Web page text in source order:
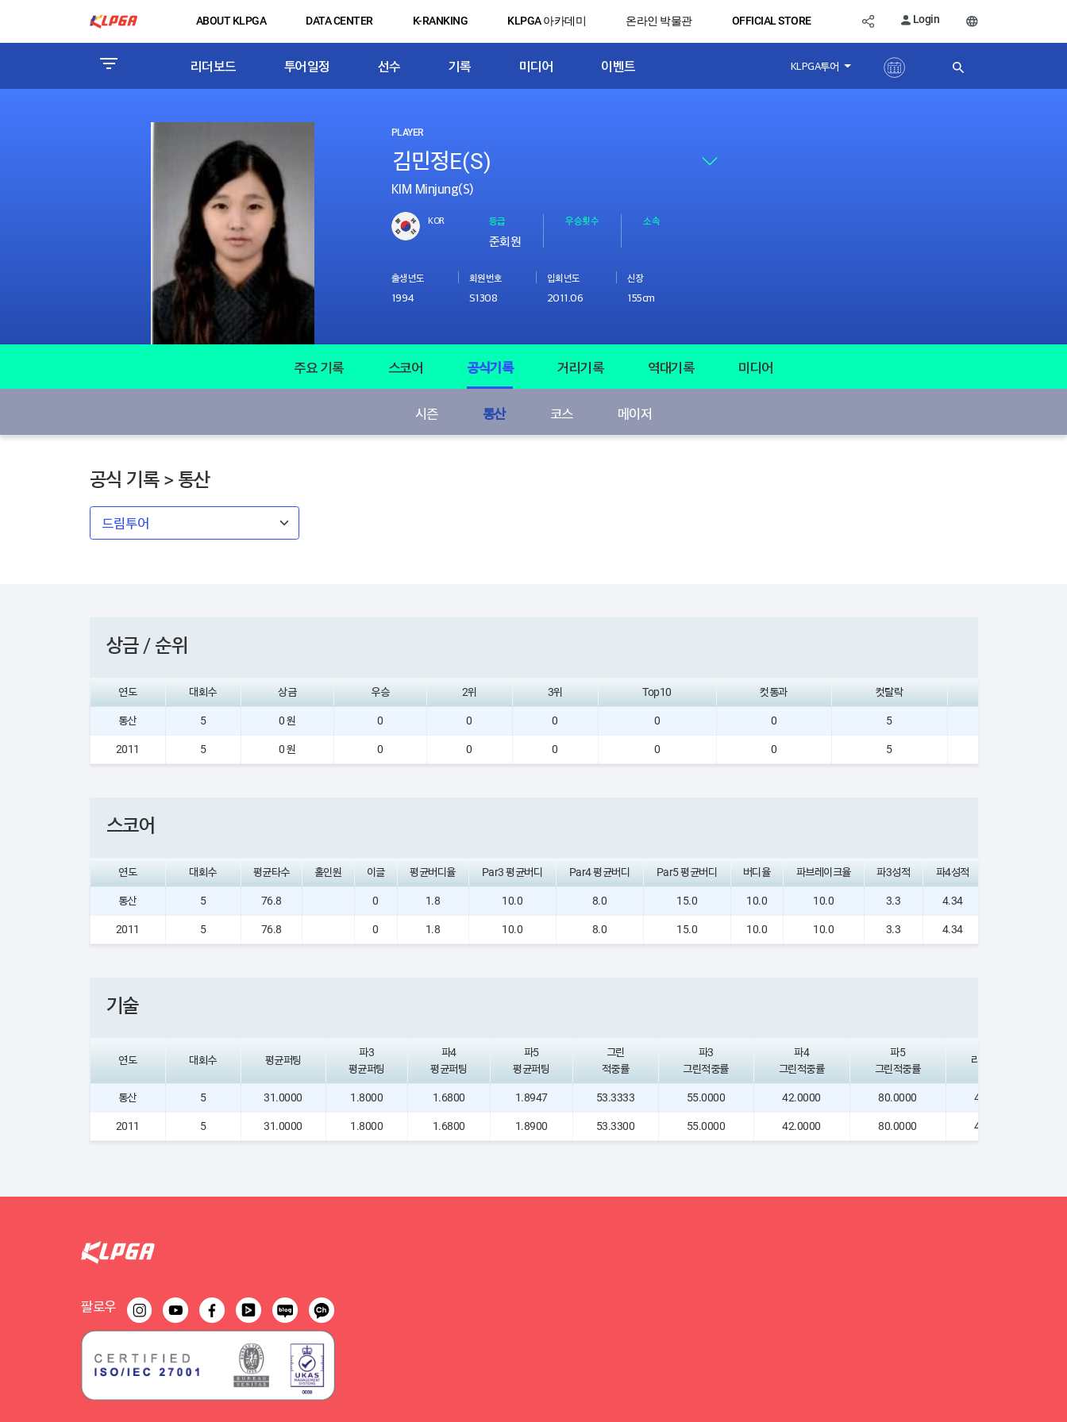
ABOUT KLPGA DATA CENTER K-RANKING KLPGA 아카데미 온라인 박물관 OFFICIAL STORE Login
리더보드 투어일정 선수 기록 미디어 이벤트 KLPGA투어
PLAYER
KIM Minjung(S)
KOR 등급
준회원
우승횟수 소속
출생년도
1994
회원번호
S1308
입회년도
2011.06
신장
155cm
주요 기록 스코어 공식기록 거리기록 역대기록 미디어
시즌 통산 코스 메이저
공식 기록 > 통산
상금 / 순위
연도 대회수 상금 우승 2위 3위 Top10 컷통과 컷탈락
통산 5 0 원 0 0 0 0 0 5
2011 5 0 원 0 0 0 0 0 5
스코어
연도 대회수 평균타수 홀인원 이글 평균버디율 Par3 평균버디 Par4 평균버디 Par5 평균버디 버디율 파브레이크율 파3성적 파4성적
통산 5 76.8 0 1.8 10.0 8.0 15.0 10.0 10.0 3.3 4.34
2011 5 76.8 0 1.8 10.0 8.0 15.0 10.0 10.0 3.3 4.34
기술
연도 대회수 평균퍼팅
파3
평균퍼팅
파4
평균퍼팅
파5
평균퍼팅
그린
적중률
파3
그린적중률
파4
그린적중률
파5
그린적중률
리커버리율
통산 5 31.0000 1.8000 1.6800 1.8947 53.3333 55.0000 42.0000 80.0000 40.4762
2011 5 31.0000 1.8000 1.6800 1.8900 53.3300 55.0000 42.0000 80.0000 40.4800
팔로우